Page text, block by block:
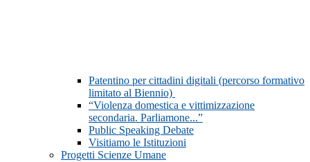
Patentino per cittadini digitali (percorso formativo
limitato al Biennio)
“Violenza domestica e vittimizzazione
secondaria. Parliamone...”
Public Speaking Debate
Visitiamo le Istituzioni
Progetti Scienze Umane